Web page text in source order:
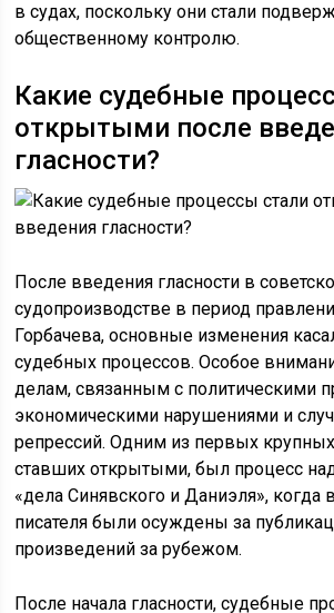
в судах, поскольку они стали
общественному контролю.
Какие судебные
открытыми после
гласности?
После введения гласности в
судопроизводстве в период
Горбачева, основные изменения
судебных процессов. Особое
делам, связанным с политическими
экономическими нарушениями и
репрессий. Одним из первых
ставших открытыми, был процесс
«дела Синявского и Даниэля», когда
писателя были осуждены за
произведений за рубежом.
После начала гласности, судебные